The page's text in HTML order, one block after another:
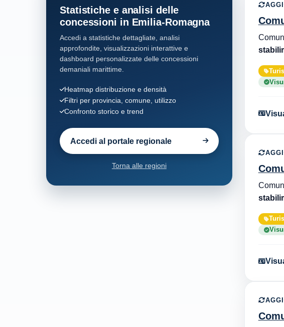
Statistiche e analisi delle
concessioni in Emilia-Romagna
Accedi a statistiche dettagliate, analisi
approfondite, visualizzazioni interattive e
dashboard personalizzate delle concessioni
demaniali marittime.
Heatmap distribuzione e densità
Filtri per provincia, comune, utilizzo
Confronto storico e trend
Accedi al portale regionale
Torna alle regioni